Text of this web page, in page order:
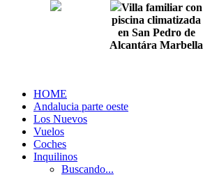
Villa familiar con
piscina climatizada
en San Pedro de
Alcantára Marbella
HOME
Andalucia parte oeste
Los Nuevos
Vuelos
Coches
Inquilinos
Buscando...